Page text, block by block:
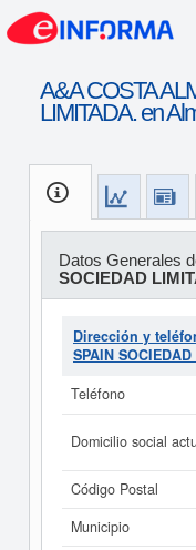
A&A COSTA
LIMITADA. en
Datos Generales
SOCIEDAD
Dirección y
SPAIN
Teléfono
Domicilio social
Código Postal
Municipio